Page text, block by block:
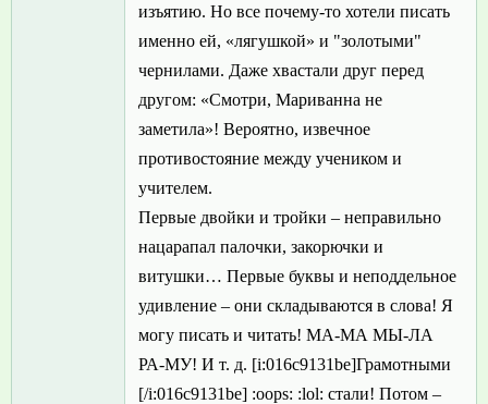
изъятию. Но все почему-то хотели писать
именно ей, «лягушкой» и "золотыми"
чернилами. Даже хвастали друг перед
другом: «Смотри, Мариванна не
заметила»! Вероятно, извечное
противостояние между учеником и
учителем.
Первые двойки и тройки – неправильно
нацарапал палочки, закорючки и
витушки… Первые буквы и неподдельное
удивление – они складываются в слова! Я
могу писать и читать! МА-МА МЫ-ЛА
РА-МУ! И т. д. [i:016c9131be]Грамотными
[/i:016c9131be] :oops: :lol: стали! Потом –